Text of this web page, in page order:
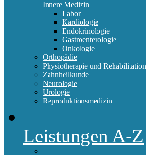
Innere Medizin
Labor
Kardiologie
Endokrinologie
Gastroenterologie
Onkologie
Orthopädie
Physiotherapie und Rehabilitation
Zahnheilkunde
Neurologie
Urologie
Reproduktionsmedizin
Leistungen A-Z